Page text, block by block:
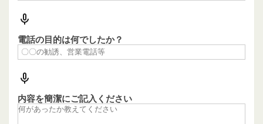
電話の目的は何でしたか？
内容を簡潔にご記入ください